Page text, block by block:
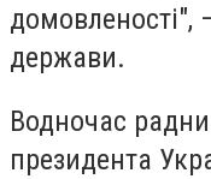
домовленості",
держави.
Водночас
президента